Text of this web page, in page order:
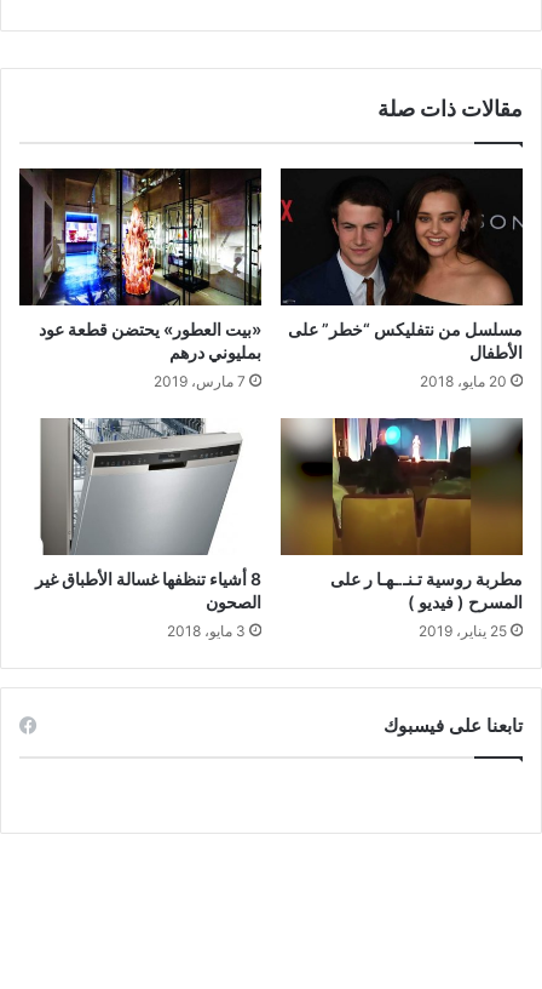
مقالات ذات صلة
مسلسل من نتفليكس “خطر” على
الأطفال
20 مايو، 2018
«بيت العطور» يحتضن قطعة عود
بمليوني درهم
7 مارس، 2019
مطربة روسية تـنـ.ـهـا ر على
المسرح ( فيديو )
25 يناير، 2019
8 أشياء تنظفها غسالة الأطباق غير
الصحون
3 مايو، 2018
تابعنا على فيسبوك